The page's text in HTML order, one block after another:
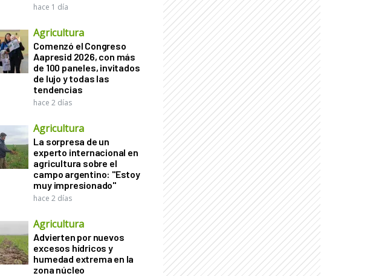
hace 1 día
Agricultura
Comenzó el Congreso
Aapresid 2026, con más
de 100 paneles, invitados
de lujo y todas las
tendencias
hace 2 días
Agricultura
La sorpresa de un
experto internacional en
agricultura sobre el
campo argentino: "Estoy
muy impresionado"
hace 2 días
Agricultura
Advierten por nuevos
excesos hídricos y
humedad extrema en la
zona núcleo